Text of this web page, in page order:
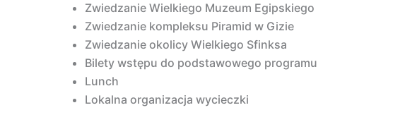
Zwiedzanie Wielkiego Muzeum Egipskiego
Zwiedzanie kompleksu Piramid w Gizie
Zwiedzanie okolicy Wielkiego Sfinksa
Bilety wstępu do podstawowego programu
Lunch
Lokalna organizacja wycieczki